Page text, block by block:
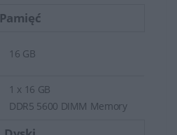
Pamięć
16 GB
1 x 16 GB
DDR5 5600 DIMM Memory